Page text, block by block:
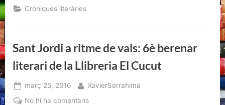
(de
la
El
Cròniques literàries
Sant Jordi a ritme de vals: 6è berenar
literari de la Llibreria El Cucut
Posted
on
març 25, 2016 By
XavierSerrahima
No hi ha comentarisa